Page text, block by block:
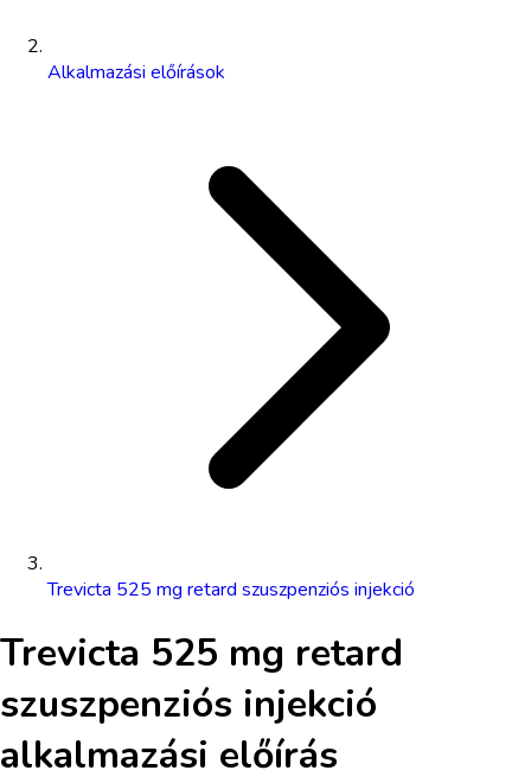
Alkalmazási előírások
Trevicta 525 mg retard szuszpenziós injekció
Trevicta 525 mg retard
szuszpenziós injekció
alkalmazási előírás